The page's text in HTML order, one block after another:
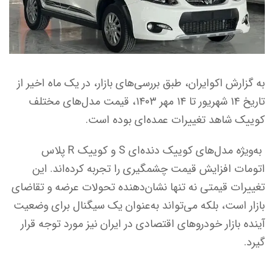
به گزارش اکوایران، طبق بررسی‌های بازار، در یک ماه اخیر از
تاریخ ۱۴ شهریور تا ۱۴ مهر ۱۴۰۳، قیمت مدل‌های مختلف
کوییک شاهد تغییرات عمده‌ای بوده است.
به‌ویژه مدل‌های کوییک دنده‌ای S و کوییک R پلاس
اتومات افزایش قیمت چشمگیری را تجربه کرده‌اند. این
تغییرات قیمتی نه تنها نشان‌دهنده تحولات عرضه و تقاضای
بازار است، بلکه می‌تواند به‌عنوان یک سیگنال برای وضعیت
آینده بازار خودروهای اقتصادی در ایران نیز مورد توجه قرار
گیرد.